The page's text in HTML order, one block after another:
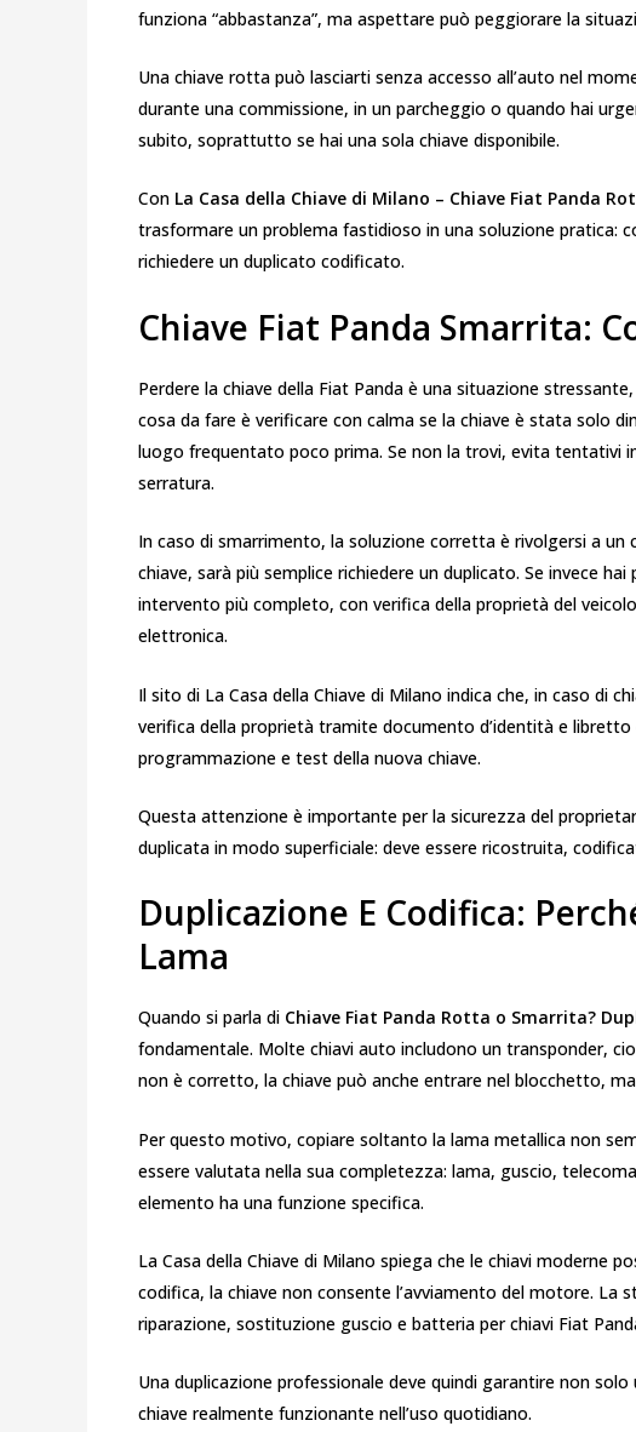
funziona “abbastanza”, ma aspettare può peggiorare la
Una chiave rotta può lasciarti senza accesso all’auto nel
durante una commissione, in un parcheggio o quando hai
subito, soprattutto se hai una sola chiave disponibile.
Con La Casa della Chiave di Milano – Chiave Fiat Panda
trasformare un problema fastidioso in una soluzione pratica:
richiedere un duplicato codificato.
Chiave Fiat Panda Smarrita:
Perdere la chiave della Fiat Panda è una situazione
cosa da fare è verificare con calma se la chiave è stata solo
luogo frequentato poco prima. Se non la trovi, evita tentativi
serratura.
In caso di smarrimento, la soluzione corretta è rivolgersi a un
chiave, sarà più semplice richiedere un duplicato. Se invece
intervento più completo, con verifica della proprietà del
elettronica.
Il sito di La Casa della Chiave di Milano indica che, in caso di
verifica della proprietà tramite documento d’identità e
programmazione e test della nuova chiave.
Questa attenzione è importante per la sicurezza del
duplicata in modo superficiale: deve essere ricostruita,
Duplicazione E Codifica:
Lama
Quando si parla di Chiave Fiat Panda Rotta o Smarrita?
fondamentale. Molte chiavi auto includono un transponder,
non è corretto, la chiave può anche entrare nel blocchetto,
Per questo motivo, copiare soltanto la lama metallica non
essere valutata nella sua completezza: lama, guscio,
elemento ha una funzione specifica.
La Casa della Chiave di Milano spiega che le chiavi moderne
codifica, la chiave non consente l’avviamento del motore. La
riparazione, sostituzione guscio e batteria per chiavi Fiat
Una duplicazione professionale deve quindi garantire non
chiave realmente funzionante nell’uso quotidiano.